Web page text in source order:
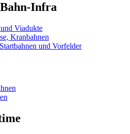
Infra
Viadukte
Kranbahnen
und Vorfelder